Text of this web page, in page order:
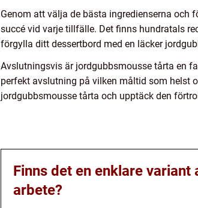
Genom att välja de bästa ingredienserna och
succé vid varje tillfälle. Det finns hundratals
förgylla ditt dessertbord med en läcker
Avslutningsvis är jordgubbsmousse tårta en
perfekt avslutning på vilken måltid som helst
jordgubbsmousse tårta och upptäck den
Finns det en enklare
arbete?